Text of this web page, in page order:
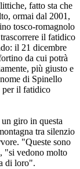
fatto sta che
ormai dal 2001,
tosco-romagnolo
il fatidico
il 21 dicembre
da cui potrà
più giusto e
di Spinello
per il fatidico
giro in questa
tra silenzio
"Queste sono
"si vedono molto
di loro".